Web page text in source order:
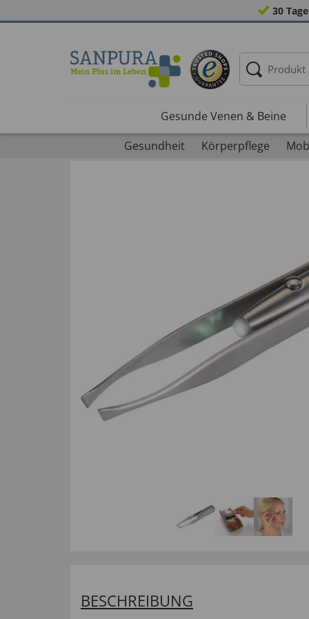
30
Gesunde Venen & Beine
Gesundheit
Körperpflege
BESCHREIBUNG